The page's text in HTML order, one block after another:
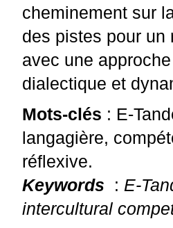
cheminement sur
des pistes pour un
avec une
dialectique et
Mots-clés : E-
langagière,
réflexive.
Keywords
: E-
intercultural